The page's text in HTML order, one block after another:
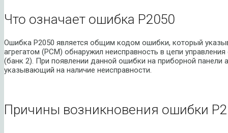
Что означает ошибка P2050
Ошибка P2050 является общим кодом ошибки, который
агрегатом (PCM) обнаружил неисправность в цепи
(банк 2). При появлении данной ошибки на приборной панели
указывающий на наличие неисправности.
Причины возникновения ошибки